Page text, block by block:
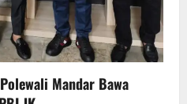
Mandar Bawa